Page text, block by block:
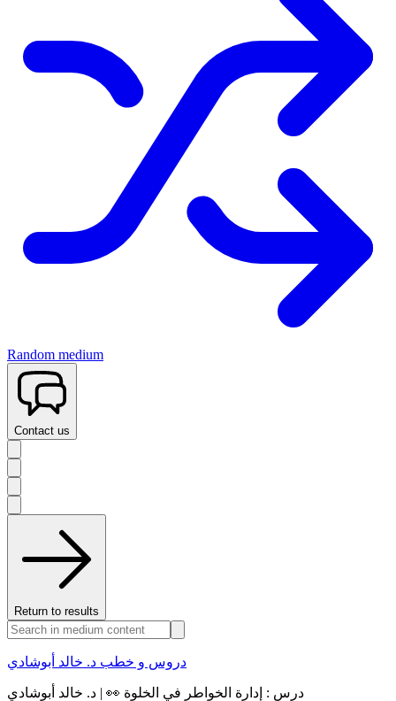
Random medium
Contact us
Return to results
دروس و خطب د. خالد أبوشادي
درس : إدارة الخواطر في الخلوة 👀 | د. خالد أبوشادي